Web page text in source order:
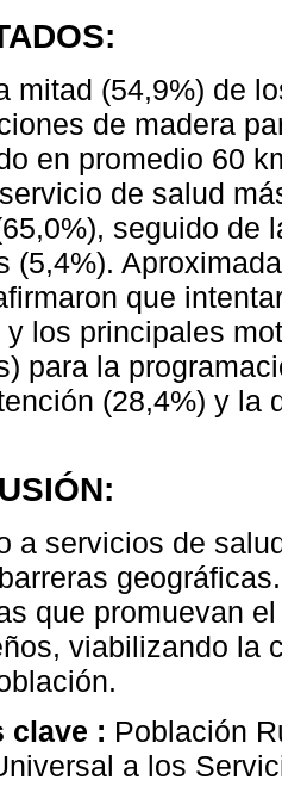
mitad (54,9%) de
de madera
en promedio 60
de salud
seguido de
(5,4%).
que
y los principales
para la
(28,4%) y la
a servicios de
que promuevan
viabilizando la
clave : Población
a los